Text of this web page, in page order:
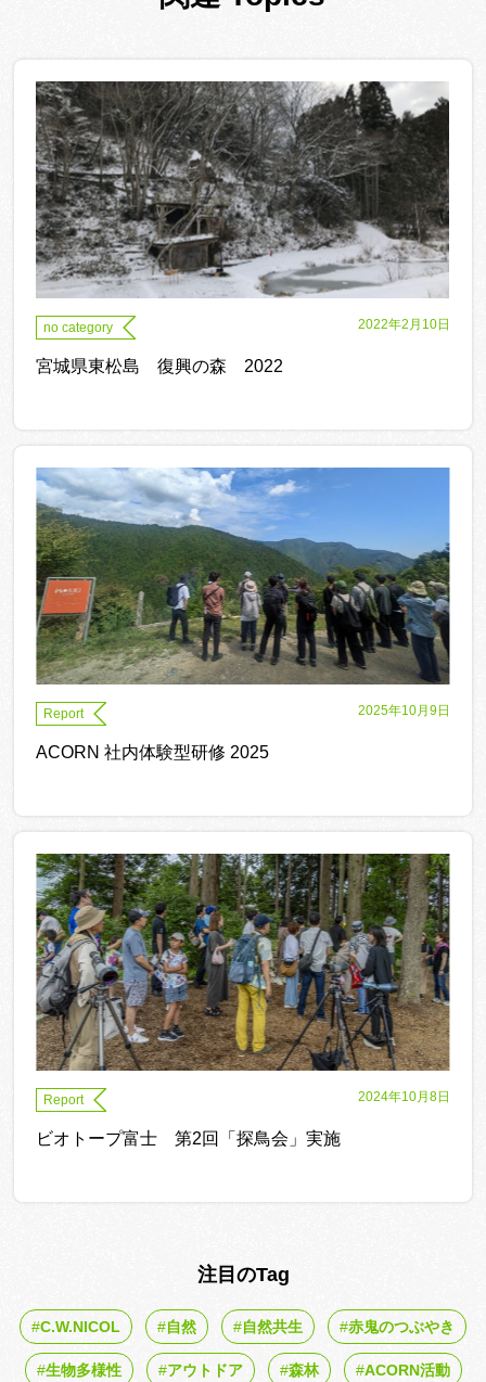
no category 2022年2月10日
宮城県東松島 復興の森 2022
Report 2025年10月9日
ACORN 社内体験型研修 2025
Report 2024年10月8日
ビオトープ富士 第2回「探鳥会」実施
注目のTag
C.W.NICOL 自然 自然共生 赤鬼のつぶやき
生物多様性 アウトドア 森林 ACORN活動